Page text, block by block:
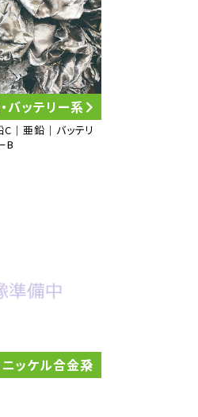
バッテリー系
｜亜鉛｜バッテリ
B
ニッケル合金系